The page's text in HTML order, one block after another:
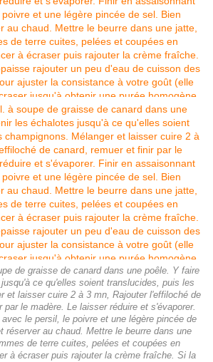
de graisse de canard dans une poêle. Y faire
ce qu'elles soient translucides, puis les
et laisser cuire 2 à 3 mn, Rajouter l'effiloché de
par le madère. Le laisser réduire et s'évaporer.
le persil, le poivre et une légère pincée de
réserver au chaud. Mettre le beurre dans une
de terre cuites, pelées et coupées en
à écraser puis rajouter la crème fraîche. Si la